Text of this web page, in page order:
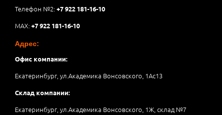
Телефон №2:+7 922 181-16-10
MAX:+7 922 181-16-10
Адрес:
Офис компании:
Екатеринбург, ул.Академика Вонсовского, 1Аc13
Склад компании:
Екатеринбург, ул.Академика Вонсовского, 1Ж, склад №7